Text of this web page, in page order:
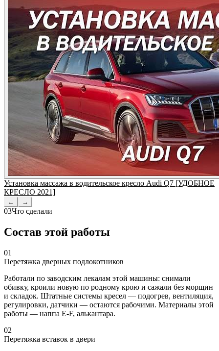
Установка массажа в водительское кресло Audi Q7 [УДОБНОЕ
КРЕСЛО 2021]
← →
03Что сделали
Состав этой работы
01
Перетяжка дверных подлокотников
Работали по заводским лекалам этой машины: снимали
обивку, кроили новую по родному крою и сажали без морщин
и складок. Штатные системы кресел — подогрев, вентиляция,
регулировки, датчики — остаются рабочими. Материалы этой
работы — наппа E-F, алькантара.
02
Перетяжка вставок в двери